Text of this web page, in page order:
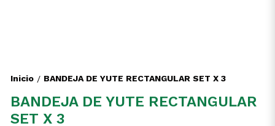
Inicio / BANDEJA DE YUTE RECTANGULAR SET X 3
BANDEJA DE YUTE RECTANGULAR
SET X 3